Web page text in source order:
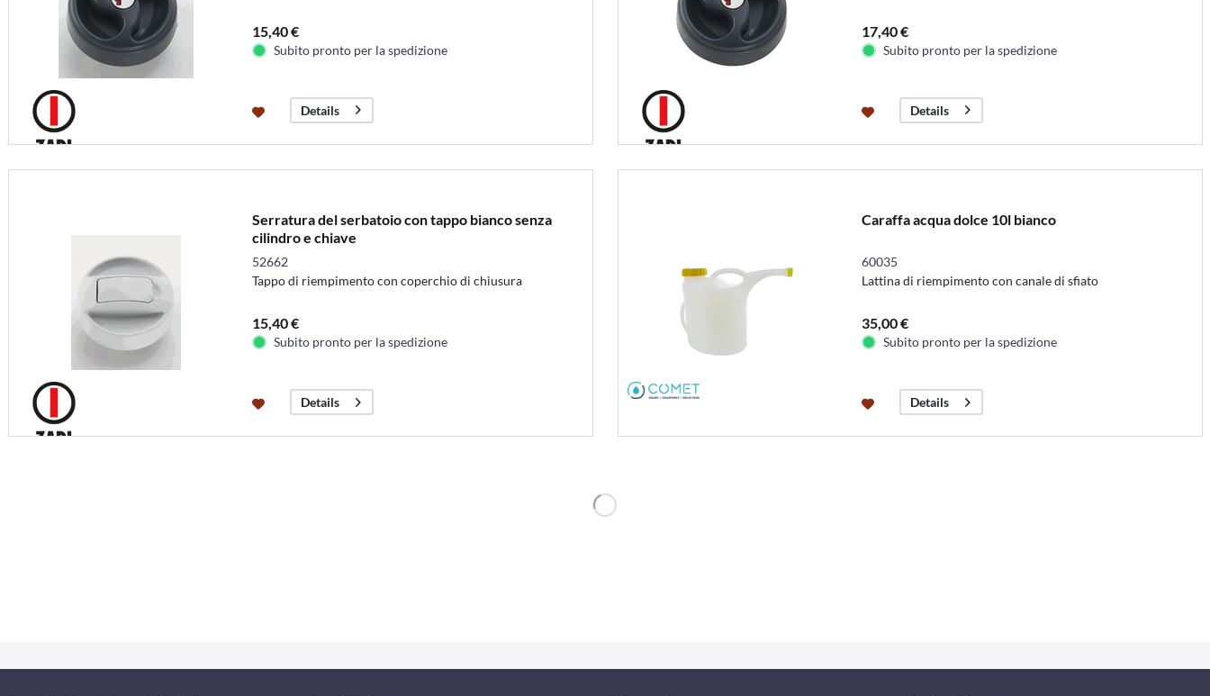
15,40 €
Subito pronto per la spedizione
Details
17,40 €
Subito pronto per la spedizione
Details
Serratura del serbatoio con tappo bianco senza
cilindro e chiave
52662
Tappo di riempimento con coperchio di chiusura
15,40 €
Subito pronto per la spedizione
Details
Caraffa acqua dolce 10l bianco
60035
Lattina di riempimento con canale di sfiato
35,00 €
Subito pronto per la spedizione
Details